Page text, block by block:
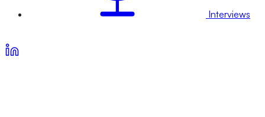
Interviews